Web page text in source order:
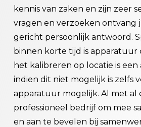
kennis van zaken en zijn zeer
vragen en verzoeken ontvang
gericht persoonlijk antwoord.
binnen korte tijd is apparatuur
het kalibreren op locatie is
indien dit niet mogelijk is zelfs
apparatuur mogelijk. Al met al
professioneel bedrijf om mee
en aan te bevelen bij